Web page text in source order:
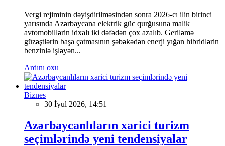
Vergi rejiminin dəyişdirilməsindən sonra 2026-cı ilin birinci
yarısında Azərbaycana elektrik güc qurğusuna malik
avtomobillərin idxalı iki dəfədən çox azalıb. Geriləmə
güzəştlərin başa çatmasının şəbəkədən enerji yığan hibridlərin
benzinlə işləyən...
Ardını oxu
Biznes
30 İyul 2026, 14:51
Azərbaycanlıların xarici turizm
seçimlərində yeni tendensiyalar